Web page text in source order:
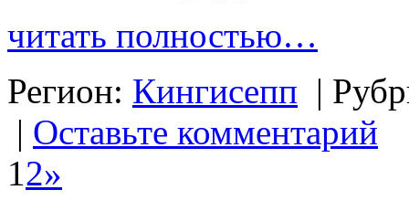
читать полностью…
Регион: Кингисепп |
| Оставьте комментарий
12»